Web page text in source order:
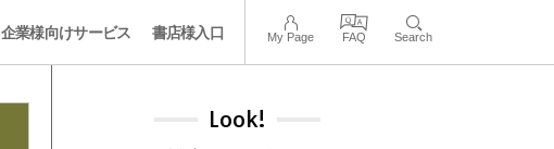
企業様向けサービス 書店様入口 My Page FAQ Search
Look!